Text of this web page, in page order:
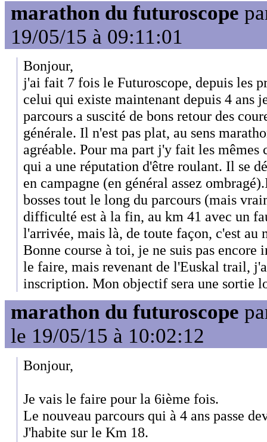
marathon du futuroscope
19/05/15 à 09:11:01
Bonjour,
j'ai fait 7 fois le Futuroscope, depuis les
celui qui existe maintenant depuis 4 ans
parcours a suscité de bons retour des
générale. Il n'est pas plat, au sens
agréable. Pour ma part j'y fait les mêmes
qui a une réputation d'être roulant. Il se
en campagne (en général assez
bosses tout le long du parcours (mais
difficulté est à la fin, au km 41 avec un
l'arrivée, mais là, de toute façon, c'est au
Bonne course à toi, je ne suis pas
le faire, mais revenant de l'Euskal trail,
inscription. Mon objectif sera une sortie
marathon du futuroscope
le 19/05/15 à 10:02:12
Bonjour,
Je vais le faire pour la 6ième fois.
Le nouveau parcours qui à 4 ans passe
J'habite sur le Km 18.